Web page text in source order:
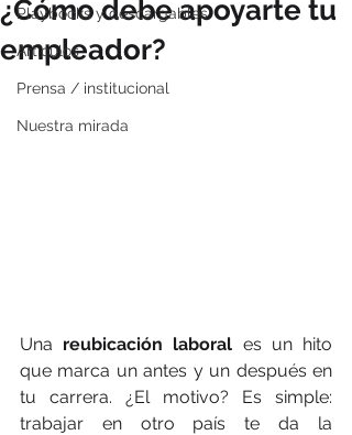
Playbooks y descargables
Artículos
Prensa / institucional
Nuestra mirada
¿Cómo debe apoyarte tu
empleador?
Una reubicación laboral es un hito
que marca un antes y un después en
tu carrera. ¿El motivo? Es simple:
trabajar en otro país te da la